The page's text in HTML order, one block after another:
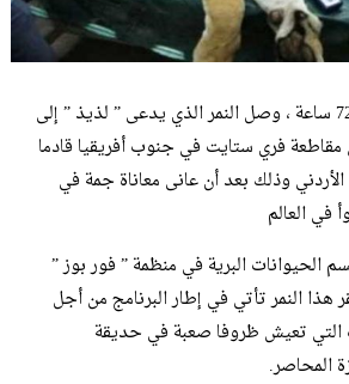
بعد رحلة قضاها لمدة 72 ساعة ، وصل النمر الذي يدعى ” لذيذ ” إلى
مقاطعة فري ستايت في جنوب أفريقيا قادما
وذلك بعد أن عانى معاناة جمة في
في العالم
الحيوانات البرية في منظمة ” فور بوز ”
هذا النمر تأتي في إطار البرنامج من أجل
التي تعيش ظروفا صعبة في حديقة
المحاصر.